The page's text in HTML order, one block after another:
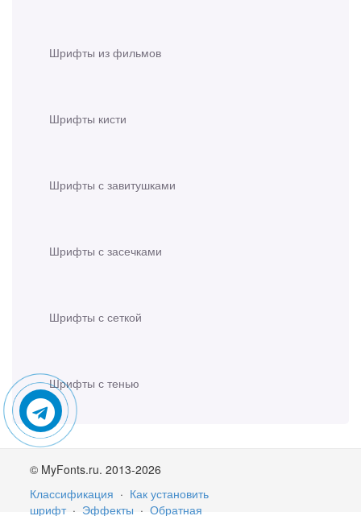
Шрифты из фильмов
Шрифты кисти
Шрифты с завитушками
Шрифты с засечками
Шрифты с сеткой
Шрифты с тенью
© MyFonts.ru. 2013-2026
Классификация · Как установить
шрифт · Эффекты · Обратная